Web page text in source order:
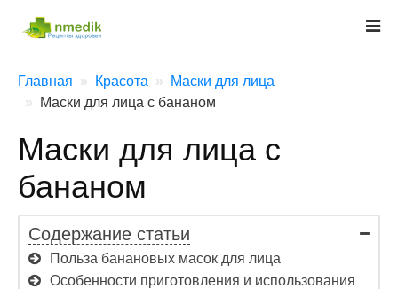
Главная Красота
Маски для лица
Маски для лица с бананом
Маски для лица с
бананом
Содержание статьи
Польза банановых масок для лица
Особенности приготовления и использования